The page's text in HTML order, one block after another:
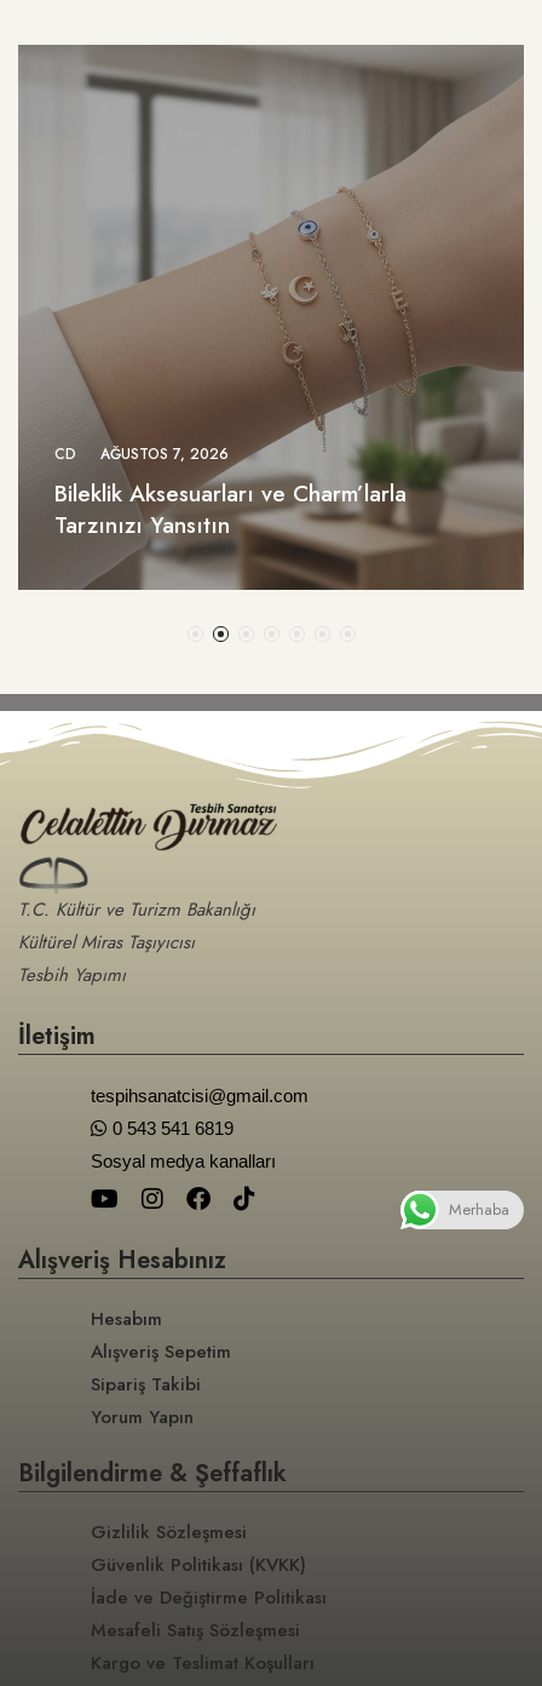
CD AĞUSTOS 7, 2026
Bileklik Aksesuarları ve Charm’larla
Tarzınızı Yansıtın
T.C. Kültür ve Turizm Bakanlığı
Kültürel Miras Taşıyıcısı
Tesbih Yapımı
İletişim
tespihsanatcisi@gmail.com
0 543 541 6819
Sosyal medya kanalları
Alışveriş Hesabınız
Hesabım
Alışveriş Sepetim
Sipariş Takibi
Yorum Yapın
Bilgilendirme & Şeffaflık
Gizlilik Sözleşmesi
Güvenlik Politikası (KVKK)
İade ve Değiştirme Politikası
Mesafeli Satış Sözleşmesi
Kargo ve Teslimat Koşulları
Merhaba